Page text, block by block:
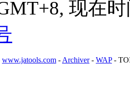
现在
www.jatools.com - Archiver- WAP-